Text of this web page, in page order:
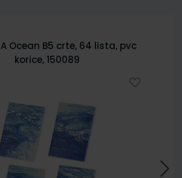
Ocean B5 crte, 64 lista, pvc
korice, 150089